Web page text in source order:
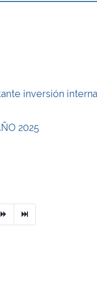
inversión
2025
Next Ultimo